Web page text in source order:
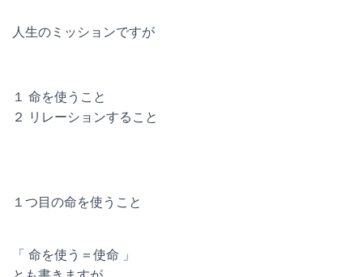
人生のミッションですが
１ 命を使うこと
２ リレーションすること
１つ目の命を使うこと
「 命を使う＝使命 」